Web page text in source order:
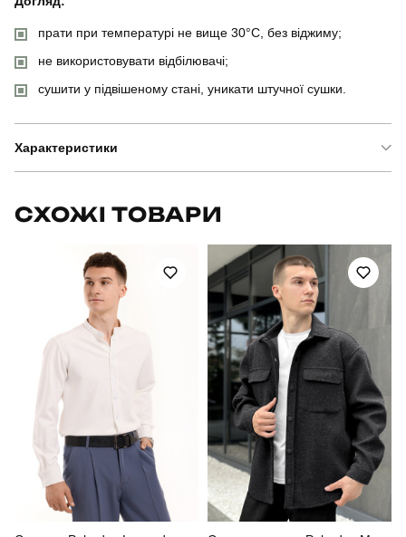
прати при температурі не вище 30°C, без віджиму;
не використовувати відбілювачі;
сушити у підвішеному стані, уникати штучної сушки.
Характеристики
OWku2765Skh
Призначення для повсякденного носіння
чоловічий
Стиль повсякденний
Сезон весна / осінь
СХОЖІ ТОВАРИ